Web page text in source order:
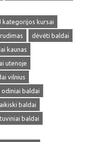
kategorijos kursai
dėvėti baldai
kaunas
utenoje
vilnius
baldai
baldai
baldai